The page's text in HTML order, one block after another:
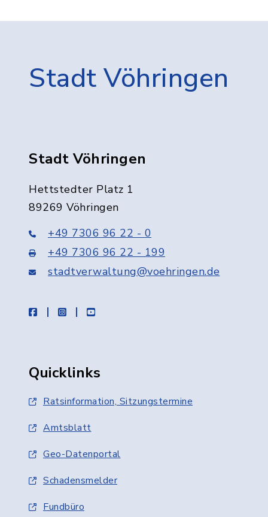
Stadt Vöhringen
Stadt Vöhringen
Hettstedter Platz 1
89269 Vöhringen
+49 7306 96 22 - 0
+49 7306 96 22 - 199
stadtverwaltung@voehringen.de
facebookinstagramyoutube
Quicklinks
Ratsinformation, Sitzungstermine
Amtsblatt
Geo-Datenportal
Schadensmelder
Fundbüro